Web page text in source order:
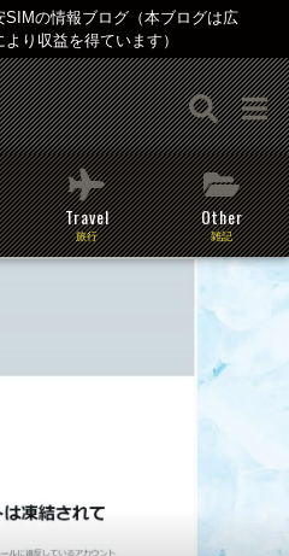
の情報ブログ（本ブログは広
り収益を得ています）
Travel
旅行
Other
雑記